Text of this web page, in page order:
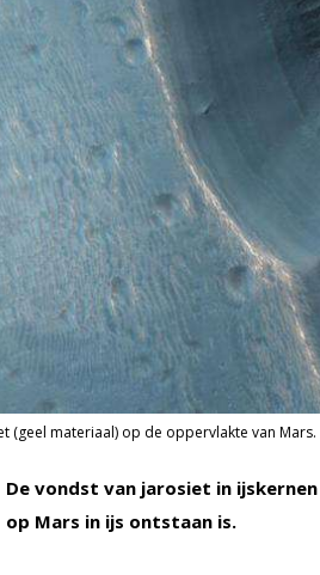
(geel materiaal) op de oppervlakte van Mars.
De vondst van jarosiet in
op Mars in ijs ontstaan is.